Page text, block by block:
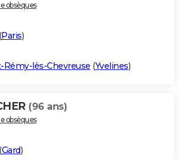
obsèques
(Paris)
Rémy-lès-Chevreuse (Yvelines)
(96 ans)
obsèques
(Gard)